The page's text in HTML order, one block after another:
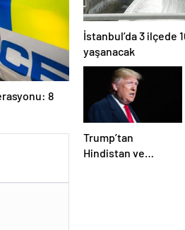
8
İstanbul’da 3 ilçede
yaşanacak
Trump’tan
Hindistan ve